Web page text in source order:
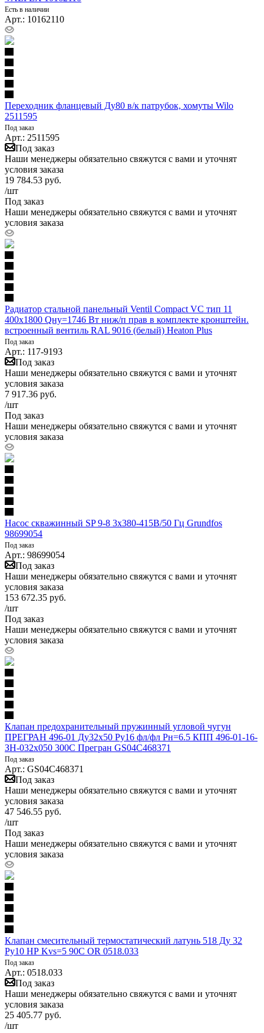
Есть в наличии
Арт.: 10162110
Переходник фланцевый Ду80 в/к патрубок, хомуты Wilo
2511595
Под заказ
Арт.: 2511595
Под заказ
Наши менеджеры обязательно свяжутся с вами и уточнят
условия заказа
19 784.53 руб.
/шт
Под заказ
Наши менеджеры обязательно свяжутся с вами и уточнят
условия заказа
Радиатор стальной панельный Ventil Compact VC тип 11
400х1800 Qну=1746 Вт ниж/п прав в комплекте кронштейн.
встроенный вентиль RAL 9016 (белый) Heaton Plus
Под заказ
Арт.: 117-9193
Под заказ
Наши менеджеры обязательно свяжутся с вами и уточнят
условия заказа
7 917.36 руб.
/шт
Под заказ
Наши менеджеры обязательно свяжутся с вами и уточнят
условия заказа
Насос скважинный SP 9-8 3х380-415В/50 Гц Grundfos
98699054
Под заказ
Арт.: 98699054
Под заказ
Наши менеджеры обязательно свяжутся с вами и уточнят
условия заказа
153 672.35 руб.
/шт
Под заказ
Наши менеджеры обязательно свяжутся с вами и уточнят
условия заказа
Клапан предохранительный пружинный угловой чугун
ПРЕГРАН 496-01 Ду32х50 Ру16 фл/фл Рн=6.5 КПП 496-01-16-
ЗН-032x050 300С Прегран GS04C468371
Под заказ
Арт.: GS04C468371
Под заказ
Наши менеджеры обязательно свяжутся с вами и уточнят
условия заказа
47 546.55 руб.
/шт
Под заказ
Наши менеджеры обязательно свяжутся с вами и уточнят
условия заказа
Клапан смесительный термостатический латунь 518 Ду 32
Ру10 НР Kvs=5 90С OR 0518.033
Под заказ
Арт.: 0518.033
Под заказ
Наши менеджеры обязательно свяжутся с вами и уточнят
условия заказа
25 405.77 руб.
/шт